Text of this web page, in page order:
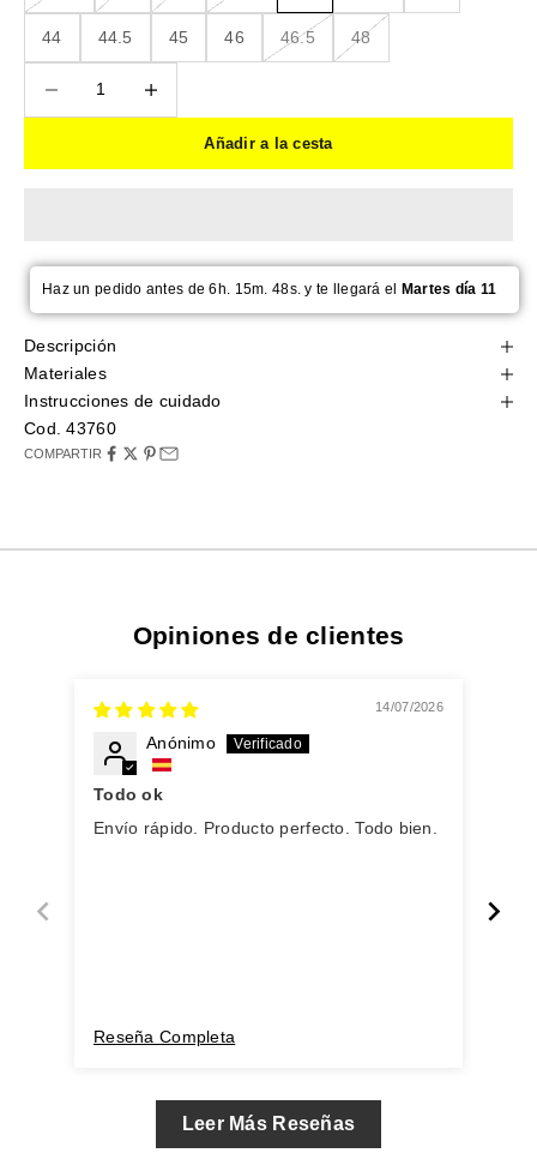
44 44.5 45 46 46.5 48
Añadir a la cesta
Haz un pedido antes de 6h. 15m. 48s. y te llegará el Martes día 11
Descripción
Materiales
Instrucciones de cuidado
Cod. 43760
COMPARTIR
Opiniones de clientes
14/07/2026
Anónimo
Todo ok
Envío rápido. Producto perfecto. Todo bien.
Reseña Completa
Leer Más Reseñas